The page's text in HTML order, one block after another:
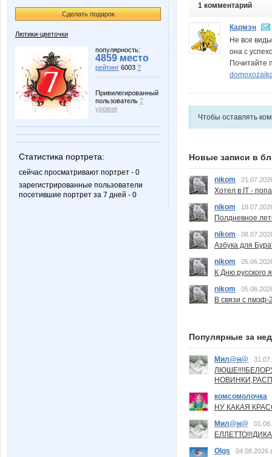
Сделать подарок
Лютики-цветочки
популярность:
4859 место
рейтинг 6003 ?
Привилегированный
пользователь 7
уровня
Статистика портрета:
сейчас просматривают портрет - 0
зарегистрированные пользователи
посетившие портрет за 7 дней - 0
1 комментарий
Кармэн
Не все
она с
Почитайте
Чтобы оставлять
Новые записи в
nikom
Хотел в IT -
nikom
Полдневное
nikom
Азбука для
nikom
К Дню русского
nikom
В связи с пмэф-
Популярные за
Мил@н@
комсомолочка
НУ КАКАЯ
Мил@н@
Olgs
04.08.2026